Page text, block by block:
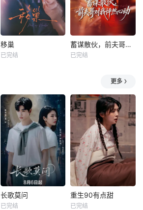
移巢
已完结
蓄谋散伙，前夫哥对我怦然心动
已完结
更多
长歌莫问
已完结
重生90有点甜
已完结